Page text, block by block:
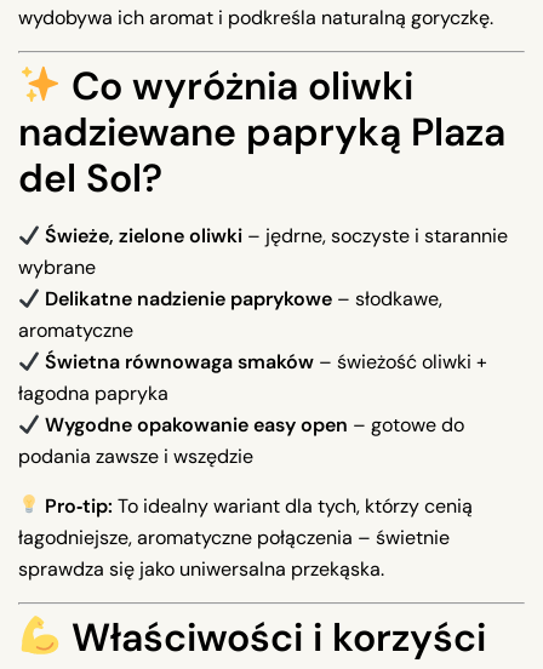
wydobywa ich aromat i podkreśla naturalną goryczkę.
Co wyróżnia oliwki
nadziewane papryką Plaza
del Sol?
Świeże, zielone oliwki – jędrne, soczyste i starannie
wybrane
Delikatne nadzienie paprykowe – słodkawe,
aromatyczne
Świetna równowaga smaków – świeżość oliwki +
łagodna papryka
Wygodne opakowanie easy open – gotowe do
podania zawsze i wszędzie
Pro‑tip: To idealny wariant dla tych, którzy cenią
łagodniejsze, aromatyczne połączenia – świetnie
sprawdza się jako uniwersalna przekąska.
Właściwości i korzyści